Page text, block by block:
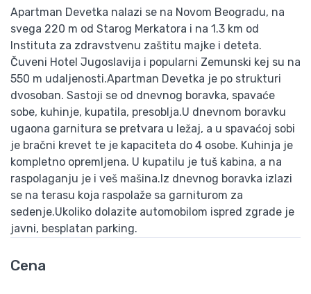
Apartman Devetka nalazi se na Novom Beogradu, na
svega 220 m od Starog Merkatora i na 1.3 km od
Instituta za zdravstvenu zaštitu majke i deteta.
Čuveni Hotel Jugoslavija i popularni Zemunski kej su na
550 m udaljenosti.Apartman Devetka je po strukturi
dvosoban. Sastoji se od dnevnog boravka, spavaće
sobe, kuhinje, kupatila, presoblja.U dnevnom boravku
ugaona garnitura se pretvara u ležaj, a u spavaćoj sobi
je bračni krevet te je kapaciteta do 4 osobe. Kuhinja je
kompletno opremljena. U kupatilu je tuš kabina, a na
raspolaganju je i veš mašina.Iz dnevnog boravka izlazi
se na terasu koja raspolaže sa garniturom za
sedenje.Ukoliko dolazite automobilom ispred zgrade je
javni, besplatan parking.
Cena